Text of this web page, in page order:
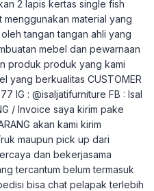
2 lapis kertas single fish
material yang
tangan tangan ahli yang
mebel dan pewarnaan
produk produk yang kami
yang berkualitas CUSTOMER
IG : @isaljatifurniture FB : Isal
/ Invoice saya kirim pake
akan kami kirim
maupun pick up dari
dan bekerjasama
tercantum belum termasuk
bisa chat pelapak terlebih